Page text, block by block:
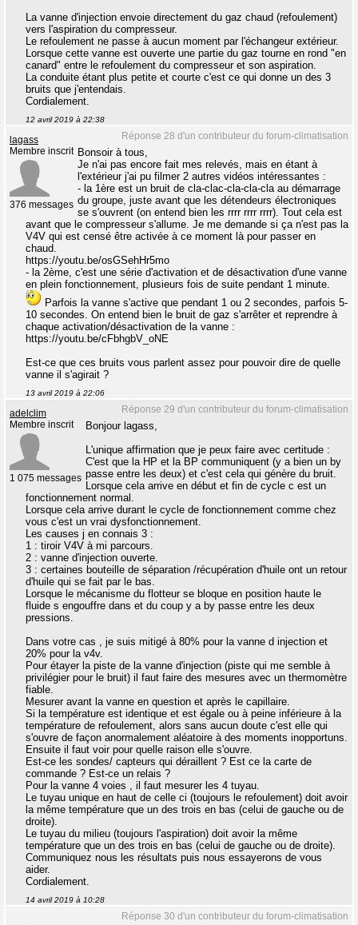
La vanne d'injection envoie directement du gaz chaud (refoulement)
vers l'aspiration du compresseur.
Le refoulement ne passe à aucun moment par l'échangeur extérieur.
Lorsque cette vanne est ouverte une partie du gaz tourne en rond "en
canard" entre le refoulement du compresseur et son aspiration.
La conduite étant plus petite et courte c'est ce qui donne un des 3
bruits que j'entendais.
Cordialement.
12 avril 2019 à 22:38
Réponse 28 d'un contributeur du forum-climatisation
lagass
Membre inscrit
376 messages
Bonsoir à tous,
Je n'ai pas encore fait mes relevés, mais en étant à
l'extérieur j'ai pu filmer 2 autres vidéos intéressantes :
- la 1ère est un bruit de cla-clac-cla-cla-cla au démarrage
du groupe, juste avant que les détendeurs électroniques
se s'ouvrent (on entend bien les rrrr rrrr rrrr). Tout cela est
avant que le compresseur s'allume. Je me demande si ça n'est pas la
V4V qui est censé être activée à ce moment là pour passer en
chaud.
https://youtu.be/osGSehHr5mo
- la 2ème, c'est une série d'activation et de désactivation d'une vanne
en plein fonctionnement, plusieurs fois de suite pendant 1 minute.
Parfois la vanne s'active que pendant 1 ou 2 secondes, parfois 5-
10 secondes. On entend bien le bruit de gaz s'arrêter et reprendre à
chaque activation/désactivation de la vanne :
https://youtu.be/cFbhgbV_oNE
Est-ce que ces bruits vous parlent assez pour pouvoir dire de quelle
vanne il s'agirait ?
13 avril 2019 à 22:06
Réponse 29 d'un contributeur du forum-climatisation
adelclim
Membre inscrit
1 075 messages
Bonjour lagass,
L'unique affirmation que je peux faire avec certitude :
C'est que la HP et la BP communiquent (y a bien un by
passe entre les deux) et c'est cela qui génère du bruit.
Lorsque cela arrive en début et fin de cycle c est un
fonctionnement normal.
Lorsque cela arrive durant le cycle de fonctionnement comme chez
vous c'est un vrai dysfonctionnement.
Les causes j en connais 3 :
1 : tiroir V4V à mi parcours.
2 : vanne d'injection ouverte.
3 : certaines bouteille de séparation /récupération d'huile ont un retour
d'huile qui se fait par le bas.
Lorsque le mécanisme du flotteur se bloque en position haute le
fluide s engouffre dans et du coup y a by passe entre les deux
pressions.
Dans votre cas , je suis mitigé à 80% pour la vanne d injection et
20% pour la v4v.
Pour étayer la piste de la vanne d'injection (piste qui me semble à
privilégier pour le bruit) il faut faire des mesures avec un thermomètre
fiable.
Mesurer avant la vanne en question et après le capillaire.
Si la température est identique et est égale ou à peine inférieure à la
température de refoulement, alors sans aucun doute c'est elle qui
s'ouvre de façon anormalement aléatoire à des moments inopportuns.
Ensuite il faut voir pour quelle raison elle s'ouvre.
Est-ce les sondes/ capteurs qui déraillent ? Est ce la carte de
commande ? Est-ce un relais ?
Pour la vanne 4 voies , il faut mesurer les 4 tuyau.
Le tuyau unique en haut de celle ci (toujours le refoulement) doit avoir
la même température que un des trois en bas (celui de gauche ou de
droite).
Le tuyau du milieu (toujours l'aspiration) doit avoir la même
température que un des trois en bas (celui de gauche ou de droite).
Communiquez nous les résultats puis nous essayerons de vous
aider.
Cordialement.
14 avril 2019 à 10:28
Réponse 30 d'un contributeur du forum-climatisation